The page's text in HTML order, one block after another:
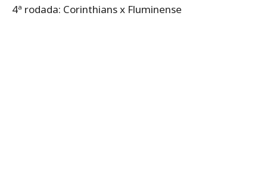
4ª rodada: Corinthians x Fluminense